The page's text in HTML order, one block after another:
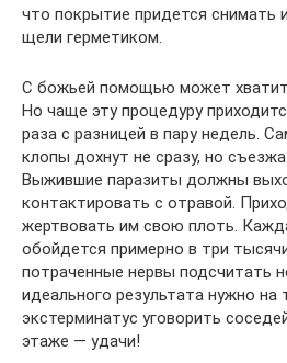
что покрытие придется снимать
щели герметиком.
С божьей помощью может
Но чаще эту процедуру
раза с разницей в пару недель.
клопы дохнут не сразу, но
Выжившие паразиты должны
контактировать с отравой.
жертвовать им свою плоть.
обойдется примерно в три
потраченные нервы подсчитать
идеального результата нужно на
экстерминатус уговорить
этаже — удачи!